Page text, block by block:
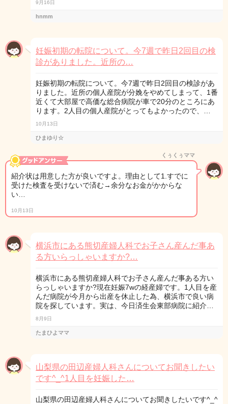
9月16日
hnmm
妊娠初期の転院について。今7週で昨日2回目の検
診がありました。近所の…
妊娠初期の転院について。今7週で昨日2回目の検診があ
りました。近所の個人産院が分娩をやめてしまって、1番
近くて大部屋で高価な総合病院が車で20分のところにあ
ります。2人目の個人産院がとってもよかったので、…
10月13日
ひまゆり☆
くぅくぅママ
紹介状は用意した方が良いですよ。理由として1.すでに
受けた検査を受けないで済む→余分なお金がかからな
い…
10月13日
横浜市にある熊切産婦人科でお子さん産んだ事あ
る方いらっしゃいますか?…
横浜市にある熊切産婦人科でお子さん産んだ事ある方い
らっしゃいますか?現在妊娠7wの経産婦です。1人目を産
んだ病院が今月から出産を休止した為、横浜市で良い病
院を探しています。実は、今日済生会東部病院に紹介…
8月9日
たまひよママ
山梨県の田辺産婦人科さんについてお聞きしたい
です^_^1人目を妊娠した…
山梨県の田辺産婦人科さんについてお聞きしたいです^_^